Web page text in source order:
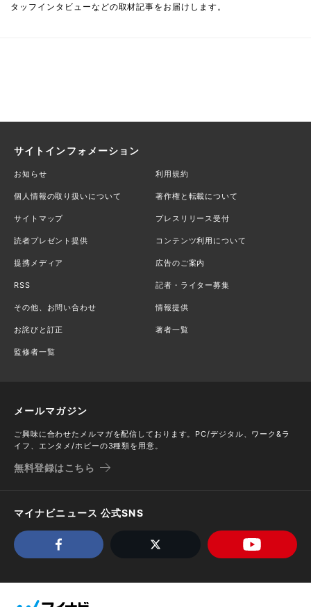
タッフインタビューなどの取材記事をお届けします。
サイトインフォメーション
お知らせ 利用規約
個人情報の取り扱いについて 著作権と転載について
サイトマップ プレスリリース受付
読者プレゼント提供 コンテンツ利用について
提携メディア 広告のご案内
RSS 記者・ライター募集
その他、お問い合わせ 情報提供
お詫びと訂正 著者一覧
監修者一覧
メールマガジン
ご興味に合わせたメルマガを配信しております。PC/デジタル、ワーク&ラ
イフ、エンタメ/ホビーの3種類を用意。
無料登録はこちら
マイナビニュース 公式SNS